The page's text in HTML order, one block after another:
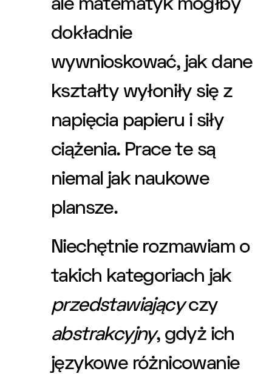
ale matematyk mógłby
dokładnie
wywnioskować, jak dane
kształty wyłoniły się z
napięcia papieru i siły
ciążenia. Prace te są
niemal jak naukowe
plansze.
Niechętnie rozmawiam o
takich kategoriach jak
przedstawiającyczy
abstrakcyjny, gdyż ich
językowe różnicowanie